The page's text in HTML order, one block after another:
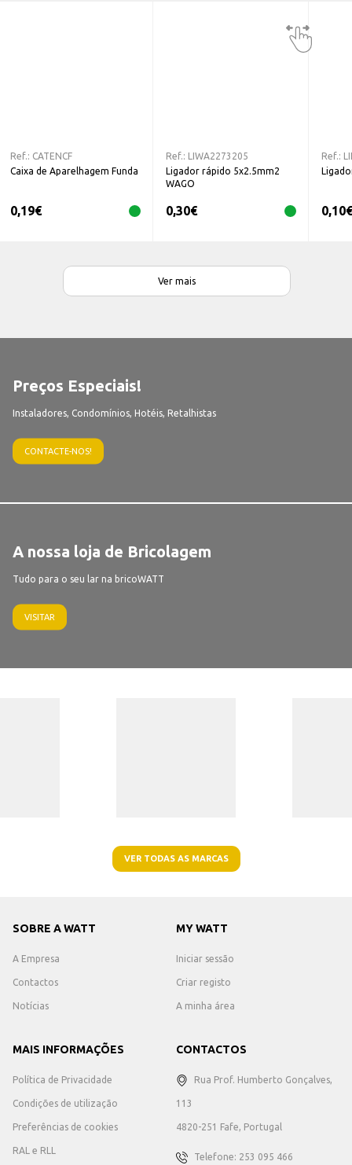
Ref.: CATENCF
Caixa de Aparelhagem Funda
0,19€
Ref.:
LIWA2273205
Ligador rápido 5x2.5mm2
WAGO
0,30€
Ref.:
0,10€
Ver mais
Preços Especiais!
Instaladores, Condomínios, Hotéis, Retalhistas
CONTACTE-NOS!
A nossa loja de Bricolagem
Tudo para o seu lar na bricoWATT
VISITAR
VER TODAS AS MARCAS
SOBRE A WATT
A Empresa
Contactos
Notícias
MY WATT
Iniciar sessão
Criar registo
A minha área
MAIS INFORMAÇÕES
Política de Privacidade
Condições de utilização
Preferências de cookies
RAL e RLL
CONTACTOS
Rua Prof. Humberto Gonçalves,
113
4820-251 Fafe, Portugal
Telefone: 253 095 466